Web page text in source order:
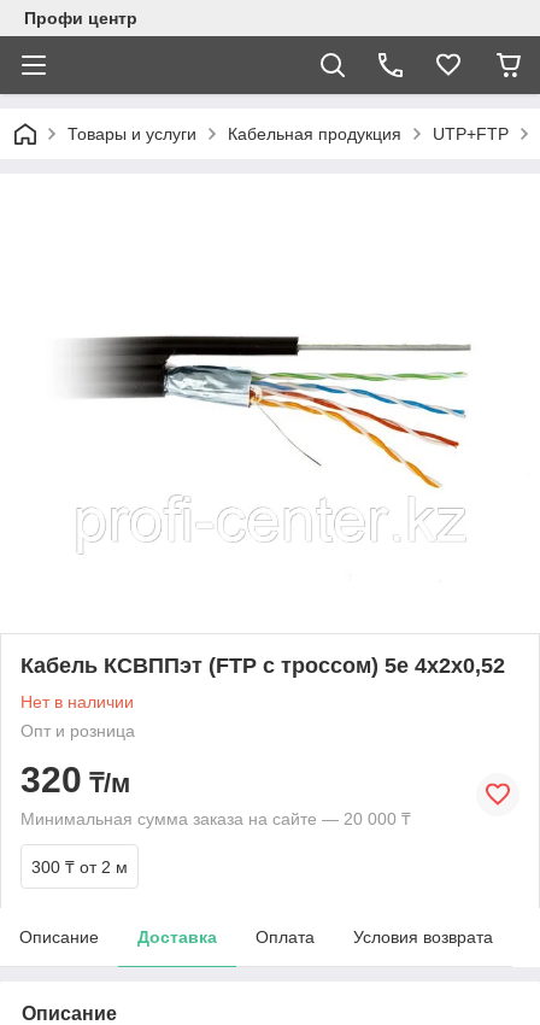
Профи центр
Товары и услуги Кабельная продукция UTP+FTP
Кабель КСВППэт (FTP с троссом) 5е 4х2х0,52
Нет в наличии
Опт и розница
320 ₸/м
Минимальная сумма заказа на сайте — 20 000 ₸
300 ₸ от 2 м
Описание Доставка Оплата Условия возврата
Описание